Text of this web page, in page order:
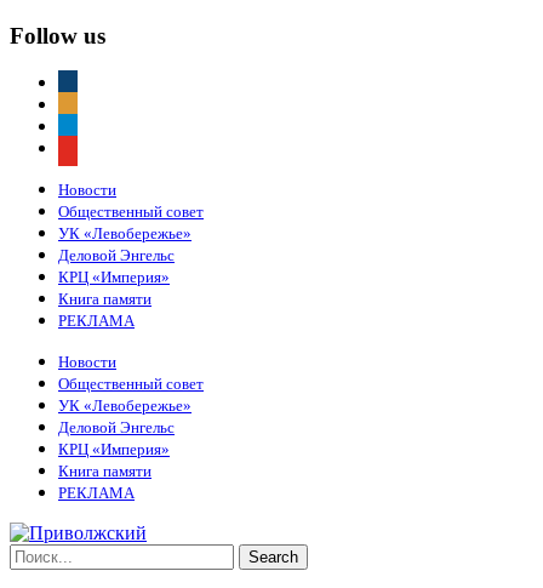
Follow us
Новости
Общественный совет
УК «Левобережье»
Деловой Энгельс
КРЦ «Империя»
Книга памяти
РЕКЛАМА
Новости
Общественный совет
УК «Левобережье»
Деловой Энгельс
КРЦ «Империя»
Книга памяти
РЕКЛАМА